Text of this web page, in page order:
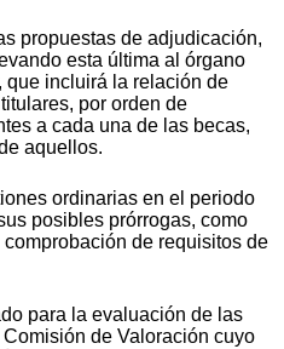
propuestas de adjudicación,
esta última al órgano
que incluirá la relación de
por orden de
a cada una de las becas,
aquellos.
ordinarias en el periodo
posibles prórrogas, como
de requisitos de
para la evaluación de las
de Valoración cuyo